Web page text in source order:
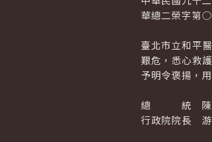
華總二榮字
臺北市立和平
艱危，悉心救
予明令褒揚，
總 統 陳
行政院院長